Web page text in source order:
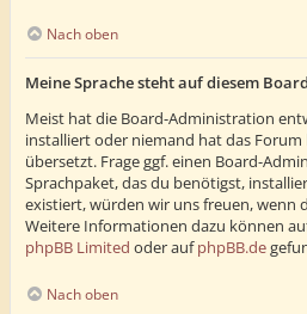
Nach oben
Meine Sprache steht auf diesem
Meist hat die Board-Administration
installiert oder niemand hat das Forum
übersetzt. Frage ggf. einen Board-
Sprachpaket, das du benötigst,
existiert, würden wir uns freuen, wenn
Weitere Informationen dazu können
phpBB Limited oder aufphpBB.de
Nach oben